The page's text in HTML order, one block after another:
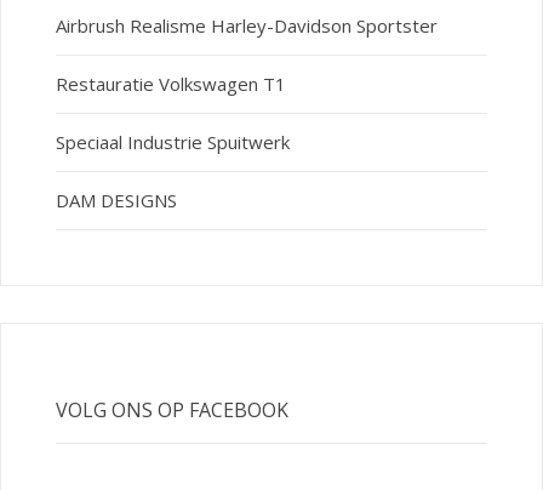
Airbrush Realisme Harley-Davidson Sportster
Restauratie Volkswagen T1
Speciaal Industrie Spuitwerk
DAM DESIGNS
VOLG ONS OP FACEBOOK